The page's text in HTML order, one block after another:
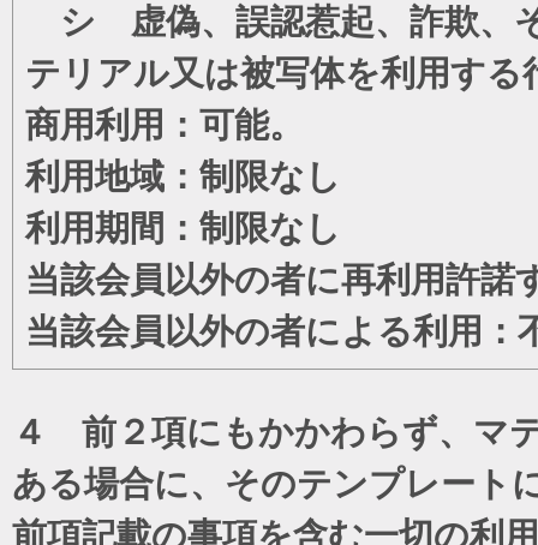
シ 虚偽、誤認惹起、詐欺、
テリアル又は被写体を利用する
商用利用：可能。
利用地域：制限なし
利用期間：制限なし
当該会員以外の者に再利用許諾
当該会員以外の者による利用：
４ 前２項にもかかわらず、マ
ある場合に、そのテンプレート
前項記載の事項を含む一切の利